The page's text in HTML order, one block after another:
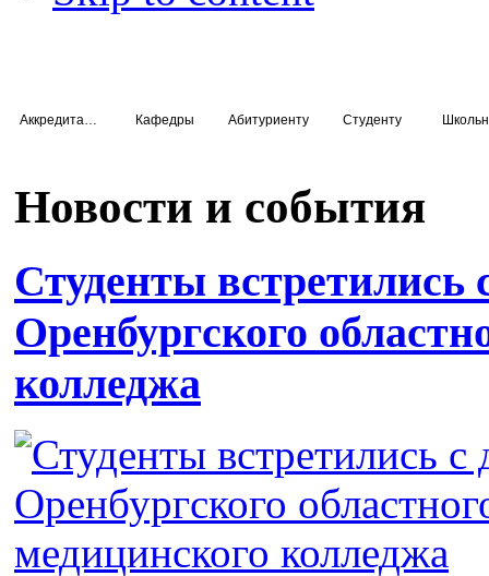
Кафедры Абитуриенту Студенту
Новости и события
Студенты встретились
Оренбургского
колледжа